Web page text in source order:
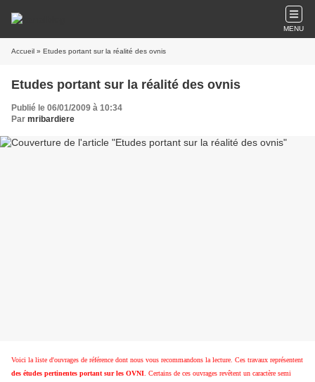
MENU
Accueil » Etudes portant sur la réalité des ovnis
Etudes portant sur la réalité des ovnis
Publié le 06/01/2009 à 10:34
Par mribardiere
Voici la liste d'ouvrages de référence dont nous vous recommandons la lecture. Ces travaux représentent
des études pertinentes portant sur les OVNI . Certains de ces ouvrages revêtent un caractère semi